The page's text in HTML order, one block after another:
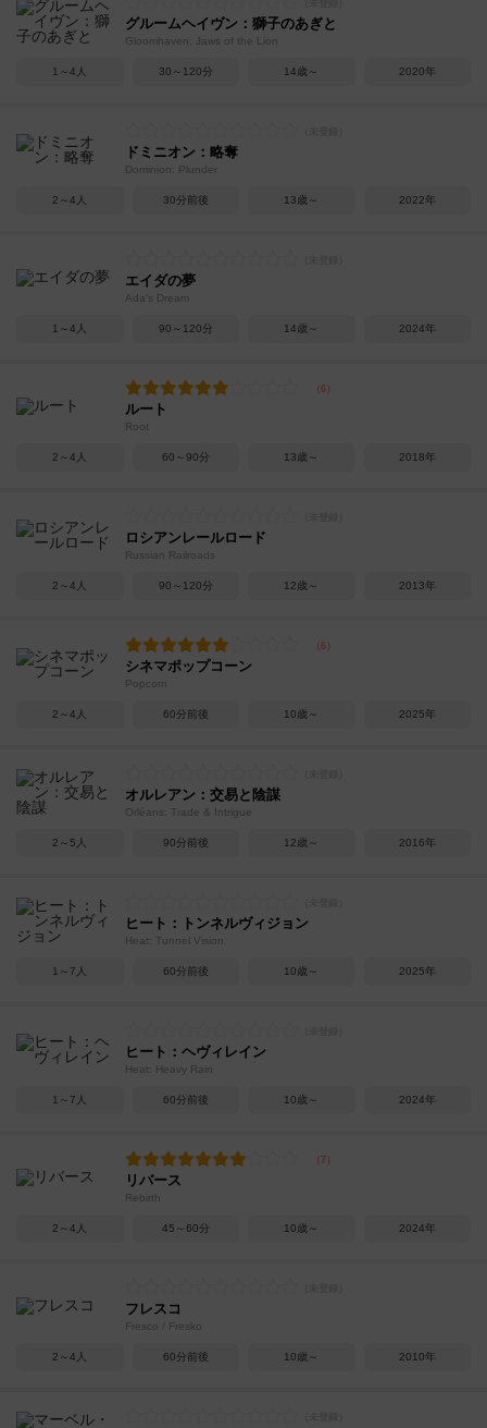
グルームヘイヴン：獅子のあぎと
Gloomhaven: Jaws of the Lion
1～4人 30～120分 14歳～ 2020年
ドミニオン：略奪
Dominion: Plunder
2～4人 30分前後 13歳～ 2022年
エイダの夢
Ada's Dream
1～4人 90～120分 14歳～ 2024年
ルート
Root
2～4人 60～90分 13歳～ 2018年
ロシアンレールロード
Russian Railroads
2～4人 90～120分 12歳～ 2013年
シネマポップコーン
Popcorn
2～4人 60分前後 10歳～ 2025年
オルレアン：交易と陰謀
Orléans: Trade & Intrigue
2～5人 90分前後 12歳～ 2016年
ヒート：トンネルヴィジョン
Heat: Tunnel Vision
1～7人 60分前後 10歳～ 2025年
ヒート：ヘヴィレイン
Heat: Heavy Rain
1～7人 60分前後 10歳～ 2024年
リバース
Rebirth
2～4人 45～60分 10歳～ 2024年
フレスコ
Fresco / Fresko
2～4人 60分前後 10歳～ 2010年